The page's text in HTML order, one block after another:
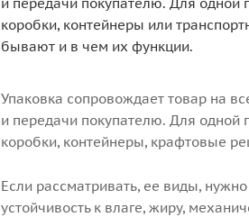
коробки, контейнеры или
бывают и в чем их функции.
Упаковка сопровождает товар на
и передачи покупателю. Для одной
коробки, контейнеры, крафтовые
Если рассматривать, ее виды,
устойчивость к влаге, жиру,